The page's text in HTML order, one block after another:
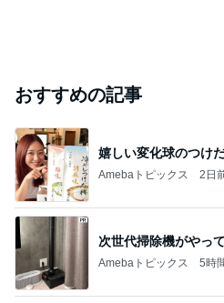
おすすめの記事
嬉しい変化球のつけ
Amebaトピックス 2日
次世代掃除機がやっ
Amebaトピックス 5時